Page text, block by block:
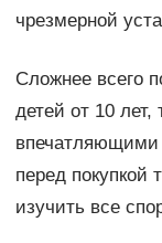
чрезмерной
Сложнее всего
детей от 10
впечатляющими
перед покупкой
изучить все